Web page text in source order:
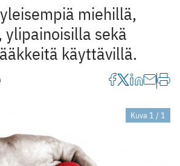
miehillä,
sekä
käyttävillä.
Kuva 1 / 1